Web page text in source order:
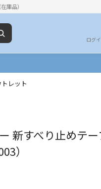
庫品）
ログ
レット
新すべり止めテー
）